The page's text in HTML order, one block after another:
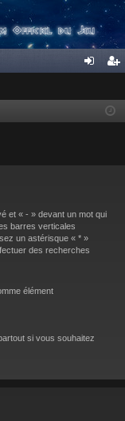
cri
et « - » devant un mot qui
barres verticales
un astérisque « * »
des recherches
élément
si vous souhaitez